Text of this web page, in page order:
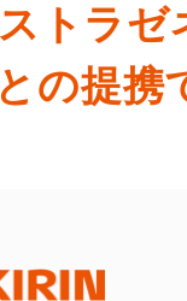
トラゼ
の提携